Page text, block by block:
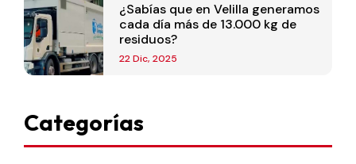
¿Sabías que en Velilla generamos
cada día más de 13.000 kg de
residuos?
22 Dic, 2025
Categorías